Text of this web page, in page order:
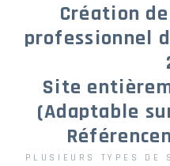
Création
professionnel
Site
(Adaptable
PLUSIEURS TYPES DE